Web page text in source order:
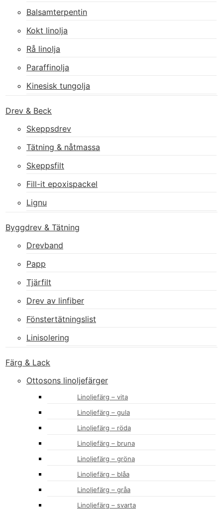
Balsamterpentin
Kokt linolja
Rå linolja
Paraffinolja
Kinesisk tungolja
Drev & Beck
Skeppsdrev
Tätning & nåtmassa
Skeppsfilt
Fill-it epoxispackel
Lignu
Byggdrev & Tätning
Drevband
Papp
Tjärfilt
Drev av linfiber
Fönstertätningslist
Linisolering
Färg & Lack
Ottosons linoljefärger
Linoljefärg – vita
Linoljefärg – gula
Linoljefärg – röda
Linoljefärg – bruna
Linoljefärg – gröna
Linoljefärg – blåa
Linoljefärg – gråa
Linoljefärg – svarta